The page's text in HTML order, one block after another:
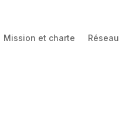
Mission et charte Réseau